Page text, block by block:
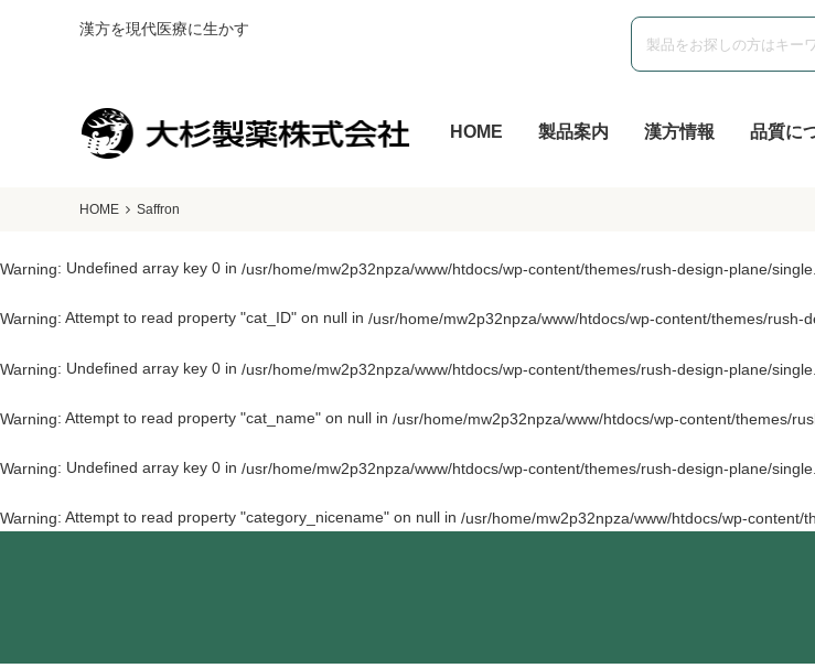
漢方を現代医療に生かす
HOME 製品案内 漢方情報 品質に
HOME Saffron
Warning: Undefined array key 0 in /usr/home/mw2p32npza/www/htdocs/wp-content/themes/rush-design-plane/
Warning: Attempt to read property "cat_ID" on null in /usr/home/mw2p32npza/www/htdocs/wp-content/themes/rush-
Warning: Undefined array key 0 in /usr/home/mw2p32npza/www/htdocs/wp-content/themes/rush-design-plane/
Warning: Attempt to read property "cat_name" on null in /usr/home/mw2p32npza/www/htdocs/wp-content/themes/
Warning: Undefined array key 0 in /usr/home/mw2p32npza/www/htdocs/wp-content/themes/rush-design-plane/
Warning: Attempt to read property "category_nicename" on null in /usr/home/mw2p32npza/www/htdocs/wp-content/